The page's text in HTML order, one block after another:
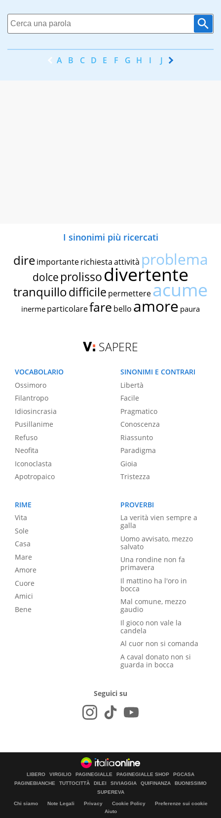
A B C D E F G H I J K
I sinonimi più ricercati
dire importante richiestaattività problema
dolce prolissodivertente
tranquillodifficile permettereacume
inerme particolarefare bello amore paura
SAPERE
VOCABOLARIO
Ossimoro
Filantropo
Idiosincrasia
Pusillanime
Refuso
Neofita
Iconoclasta
Apotropaico
SINONIMI E CONTRARI
Libertà
Facile
Pragmatico
Conoscenza
Riassunto
Paradigma
Gioia
Tristezza
RIME
Vita
Sole
Casa
Mare
Amore
Cuore
Amici
Bene
PROVERBI
La verità vien sempre a
galla
Uomo avvisato, mezzo
salvato
Una rondine non fa
primavera
Il mattino ha l'oro in
bocca
Mal comune, mezzo
gaudio
Il gioco non vale la
candela
Al cuor non si comanda
A caval donato non si
guarda in bocca
Seguici su
LIBERO VIRGILIO PAGINEGIALLE PAGINEGIALLE SHOP
PGCASA
PAGINEBIANCHE
TUTTOCITTÀ DILEI SIVIAGGIA QUIFINANZA
BUONISSIMO
SUPEREVA
Chi siamo Note Legali Privacy Cookie Policy
Preferenze sui cookie
Aiuto